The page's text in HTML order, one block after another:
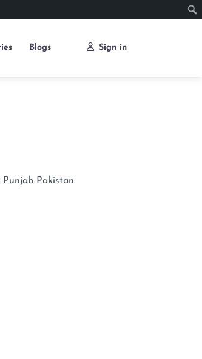
Blogs Sign in
Punjab Pakistan